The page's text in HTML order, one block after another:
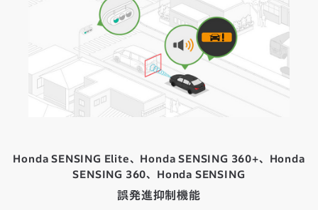
Honda SENSING Elite、Honda SENSING 360+、Honda
SENSING 360、Honda SENSING
誤発進抑制機能